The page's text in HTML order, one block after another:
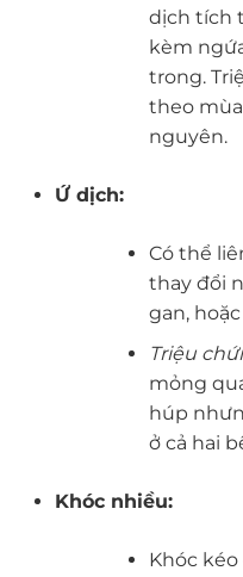
dịch tích
kèm
trong.
theo
nguyên.
Ứ dịch:
Có thể
thay đổi
gan,
Triệu
mỏng
húp
ở cả hai
Khóc nhiều:
Khóc